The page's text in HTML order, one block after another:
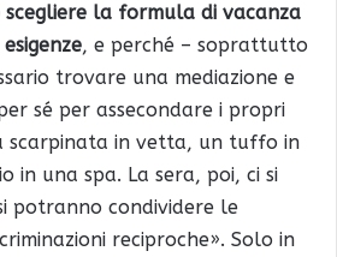
scegliere la formula di vacanza
, e perché – soprattutto
trovare una mediazione e
sé per assecondare i propri
scarpinata in vetta, un tuffo in
in una spa. La sera, poi, ci si
potranno condividere le
reciproche». Solo in